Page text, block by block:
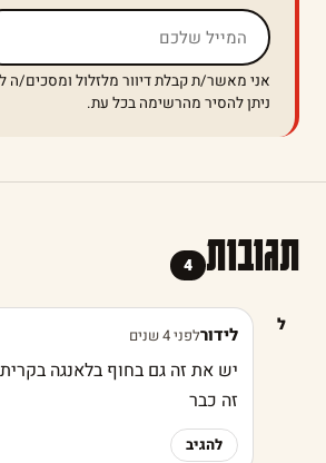
אל תמלאו שדה זה
אני מאשר/ת קבלת דיוור מלזלול ומסכים/ה ל
ניתן להסיר מהרשימה בכל עת.
תגובות 4
ל לידורלפני 4 שנים
יש את זה גם בחוף בלאנגה
זה כבר
להגיב